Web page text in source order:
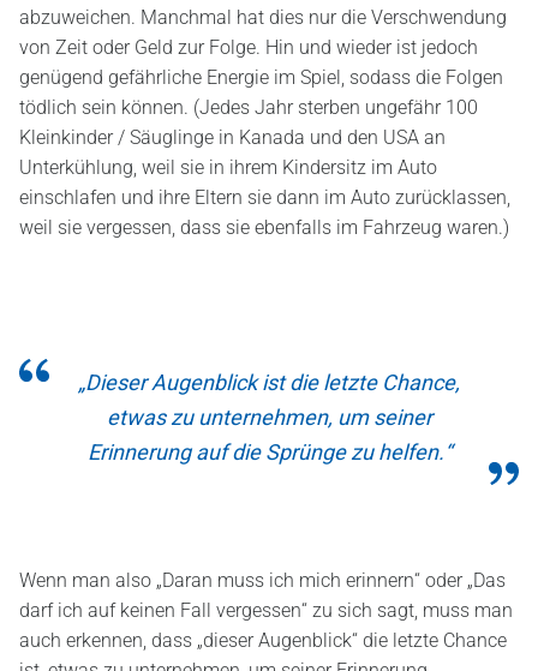
abzuweichen. Manchmal hat dies nur die Verschwendung
von Zeit oder Geld zur Folge. Hin und wieder ist jedoch
genügend gefährliche Energie im Spiel, sodass die Folgen
tödlich sein können. (Jedes Jahr sterben ungefähr 100
Kleinkinder / Säuglinge in Kanada und den USA an
Unterkühlung, weil sie in ihrem Kindersitz im Auto
einschlafen und ihre Eltern sie dann im Auto zurücklassen,
weil sie vergessen, dass sie ebenfalls im Fahrzeug waren.)
„Dieser Augenblick ist die letzte Chance,
etwas zu unternehmen, um seiner
Erinnerung auf die Sprünge zu helfen.“
Wenn man also „Daran muss ich mich erinnern“ oder „Das
darf ich auf keinen Fall vergessen“ zu sich sagt, muss man
auch erkennen, dass „dieser Augenblick“ die letzte Chance